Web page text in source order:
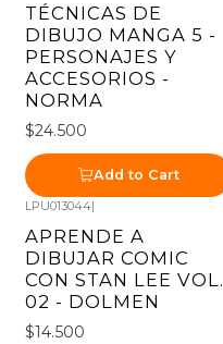
TÉCNICAS DE
DIBUJO MANGA 5 -
PERSONAJES Y
ACCESORIOS -
NORMA
$24.500
Add to Cart
LPU013044|
APRENDE A
DIBUJAR COMIC
CON STAN LEE VOL.
02 - DOLMEN
$14.500